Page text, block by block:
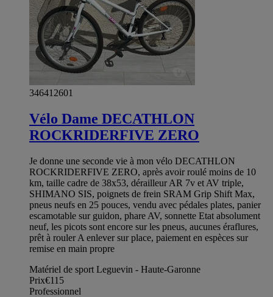
346412601
Vélo Dame DECATHLON
ROCKRIDERFIVE ZERO
Je donne une seconde vie à mon vélo DECATHLON
ROCKRIDERFIVE ZERO, après avoir roulé moins de 10
km, taille cadre de 38x53, dérailleur AR 7v et AV triple,
SHIMANO SIS, poignets de frein SRAM Grip Shift Max,
pneus neufs en 25 pouces, vendu avec pédales plates, panier
escamotable sur guidon, phare AV, sonnette Etat absolument
neuf, les picots sont encore sur les pneus, aucunes éraflures,
prêt à rouler A enlever sur place, paiement en espèces sur
remise en main propre
Matériel de sport Leguevin - Haute-Garonne
Prix€115
Professionnel